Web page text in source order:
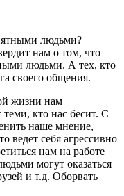
людьми?
нам о том, что
людьми. А тех, кто
своего общения.
жизни нам
теми, кто нас бесит. С
наше мнение,
ведет себя агрессивно
нам на работе
могут оказаться
и т.д. Оборвать